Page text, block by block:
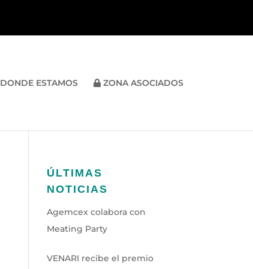
DONDE ESTAMOS ZONA ASOCIADOS
ÚLTIMAS
NOTICIAS
Agemcex colabora con
Meating Party
VENARI recibe el premio